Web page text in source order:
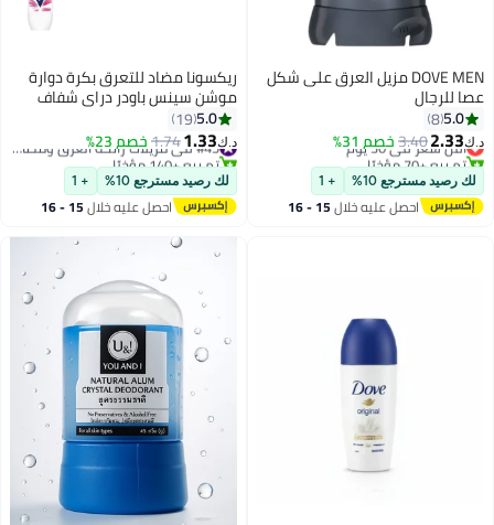
DOVE MEN مزيل العرق على شكل
عصا للرجال
5.0
8
د.ك‏2.33
3.40خصم 31%أقل سعر في 30 يوم
تم بيع +70 مؤخرًا
أقل سعر في 30 يوم
لك رصيد مسترجع 10% + 1
احصل عليه خلال 15 - 16
ريكسونا مضاد للتعرق بكرة دوارة
موشن سينس باودر دراي شفاف
50ملليلتر5.0
19
د.ك‏1.33
1.74خصم 23%
تم بيع +140 مؤخرًا
لك رصيد مسترجع 10% + 1
احصل عليه خلال 15 - 16